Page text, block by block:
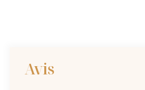
Avis